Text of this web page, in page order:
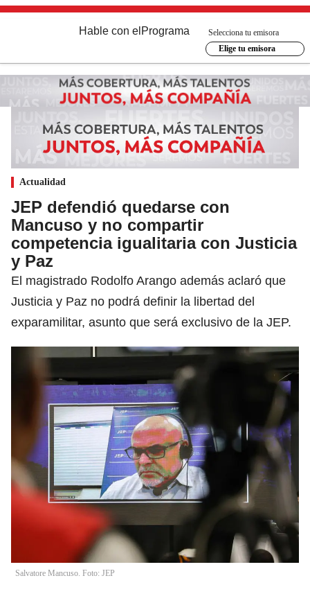
Hable con el Programa
Selecciona tu emisora
Elige tu emisora
Actualidad
JEP defendió quedarse con
Mancuso y no compartir
competencia igualitaria con Justicia
y Paz
El magistrado Rodolfo Arango además aclaró que
Justicia y Paz no podrá definir la libertad del
exparamilitar, asunto que será exclusivo de la JEP.
Salvatore Mancuso. Foto: JEP